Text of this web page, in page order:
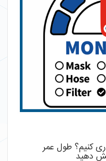
کنیم؟ طول عمر
دهید